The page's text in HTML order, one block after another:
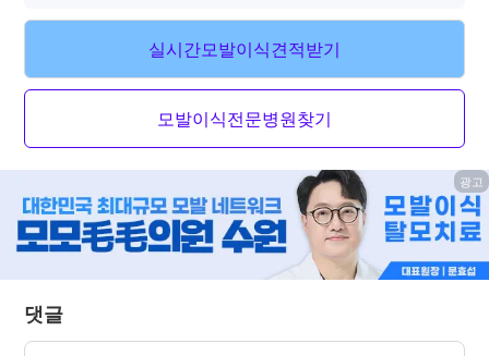
실시간모발이식견적받기
모발이식전문병원찾기
광고
댓글